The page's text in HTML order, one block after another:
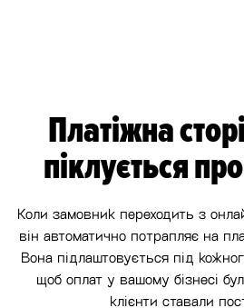
Платіжна
піклується
Коли замовник переходить з
він автоматично потрапляє на
Вона підлаштовується під
щоб оплат у вашому бізнесі
клієнти ставали